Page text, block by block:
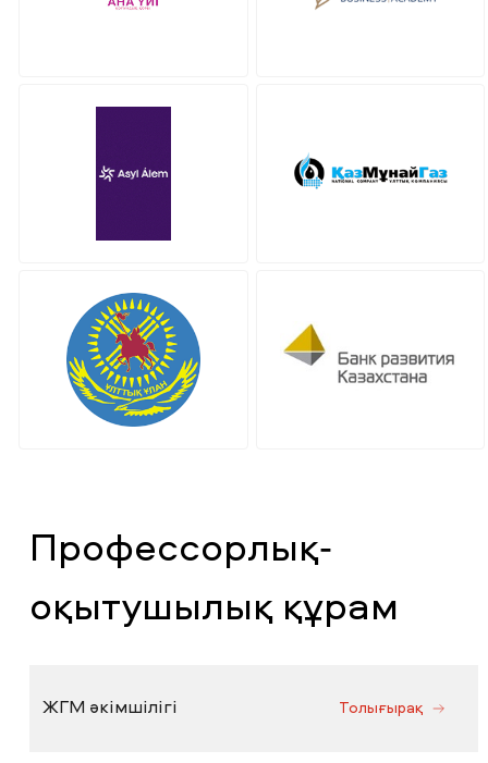
Профессорлық-
оқытушылық құрам
ЖГМ әкімшілігі Толығырақ